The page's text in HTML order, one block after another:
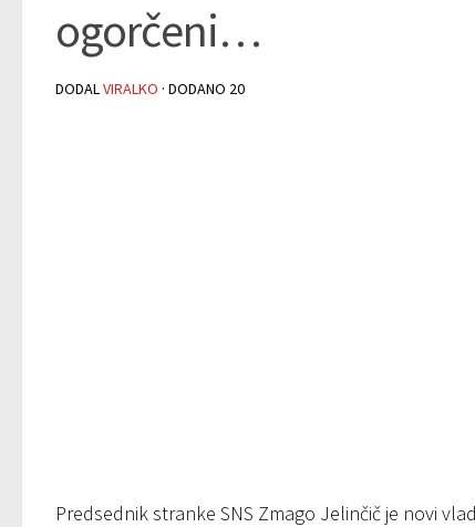
ogorčeni…
DODALVIRALKO · DODANO 20
Predsednik stranke SNS Zmago Jelinčič je novi